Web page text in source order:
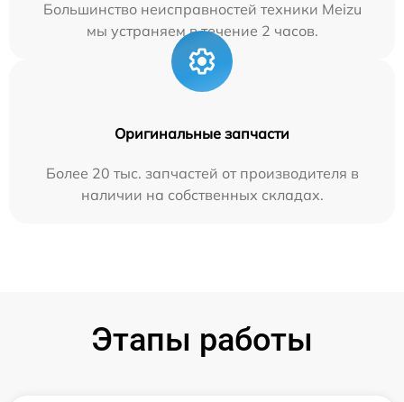
Большинство неисправностей техники Meizu
мы устраняем в течение 2 часов.
Оригинальные запчасти
Более 20 тыс. запчастей от производителя в
наличии на собственных складах.
Этапы работы